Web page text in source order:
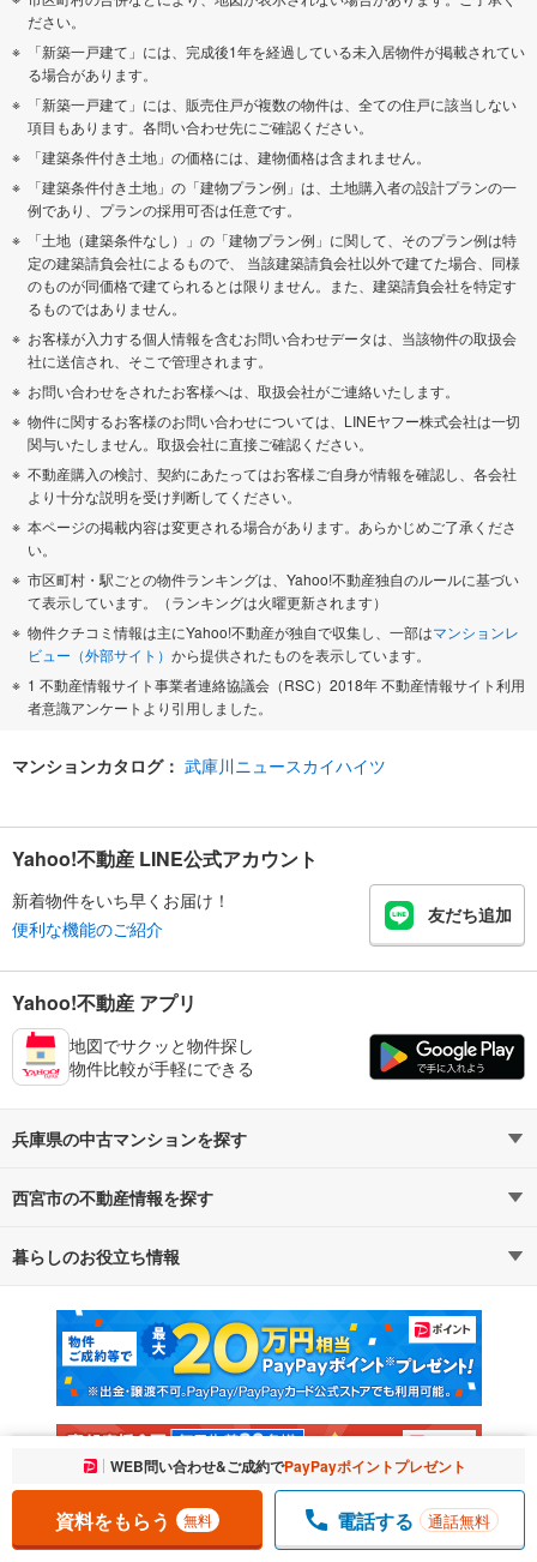
ださい。
「新築一戸建て」には、完成後1年を経過している未入居物件が掲載されてい
る場合があります。
「新築一戸建て」には、販売住戸が複数の物件は、全ての住戸に該当しない
項目もあります。各問い合わせ先にご確認ください。
「建築条件付き土地」の価格には、建物価格は含まれません。
「建築条件付き土地」の「建物プラン例」は、土地購入者の設計プランの一
例であり、プランの採用可否は任意です。
「土地（建築条件なし）」の「建物プラン例」に関して、そのプラン例は特
定の建築請負会社によるもので、 当該建築請負会社以外で建てた場合、同様
のものが同価格で建てられるとは限りません。また、建築請負会社を特定す
るものではありません。
お客様が入力する個人情報を含むお問い合わせデータは、当該物件の取扱会
社に送信され、そこで管理されます。
お問い合わせをされたお客様へは、取扱会社がご連絡いたします。
物件に関するお客様のお問い合わせについては、LINEヤフー株式会社は一切
関与いたしません。取扱会社に直接ご確認ください。
不動産購入の検討、契約にあたってはお客様ご自身が情報を確認し、各会社
より十分な説明を受け判断してください。
本ページの掲載内容は変更される場合があります。あらかじめご了承くださ
い。
市区町村・駅ごとの物件ランキングは、Yahoo!不動産独自のルールに基づい
て表示しています。（ランキングは火曜更新されます）
物件クチコミ情報は主にYahoo!不動産が独自で収集し、一部はマンションレ
ビュー（外部サイト） から提供されたものを表示しています。
1 不動産情報サイト事業者連絡協議会（RSC）2018年 不動産情報サイト利用
者意識アンケートより引用しました。
マンションカタログ： 武庫川ニュースカイハイツ
お気に入りに追加しました。 一覧を開く
WEB問い合わせ&ご成約でPayPayポイントプレゼント
資料をもらう 無料 電話する 通話無料
Yahoo!不動産 LINE公式アカウント
新着物件をいち早くお届け！
便利な機能のご紹介
友だち追加
Yahoo!不動産 アプリ
地図でサクッと物件探し
物件比較が手軽にできる
兵庫県の中古マンションを探す
路線・駅から探す
通勤・通学時間から探す
西宮市の不動産情報を探す
不動産・住宅
新築マンション 中古マンション
新築一戸建て 中古一戸建て
注文住宅 土地
売却査定
暮らしのお役立ち情報
マンションカタログ 教えて！住まいの先生